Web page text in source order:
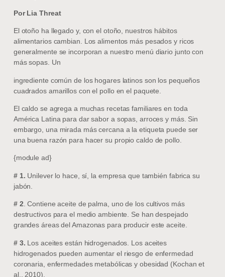
Por Lia Threat
El otoño ha llegado y, con el otoño, nuestros hábitos
alimentarios cambian. Los alimentos más pesados y ricos
generalmente se incorporan a nuestro menú diario junto con
más sopas. Un
ingrediente común de los hogares latinos son los pequeños
cuadrados amarillos con el pollo en el paquete.
El caldo se agrega a muchas recetas familiares en toda
América Latina para dar sabor a sopas, arroces y más. Sin
embargo, una mirada más cercana a la etiqueta puede ser
una buena razón para hacer su propio caldo de pollo.
{module ad}
# 1. Unilever lo hace, sí, la empresa que también fabrica su
jabón.
# 2. Contiene aceite de palma, uno de los cultivos más
destructivos para el medio ambiente. Se han despejado
grandes áreas del Amazonas para producir este aceite.
# 3. Los aceites están hidrogenados. Los aceites
hidrogenados pueden aumentar el riesgo de enfermedad
coronaria, enfermedades metabólicas y obesidad (Kochan et
al., 2010).